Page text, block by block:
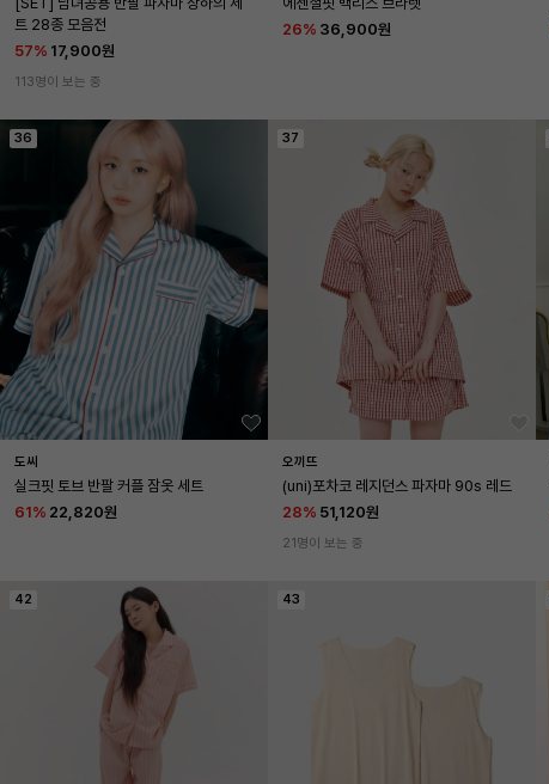
트 28종 모음전
57% 17,900원
113명이 보는 중
26% 36,900원
36
도씨
실크핏 토브 반팔 커플 잠옷 세트
61% 22,820원
37
오끼뜨
(uni)포차코 레지던스 파자마 90s 레드
28% 51,120원
21명이 보는 중
42 43